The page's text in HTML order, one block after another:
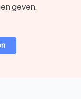
geven.